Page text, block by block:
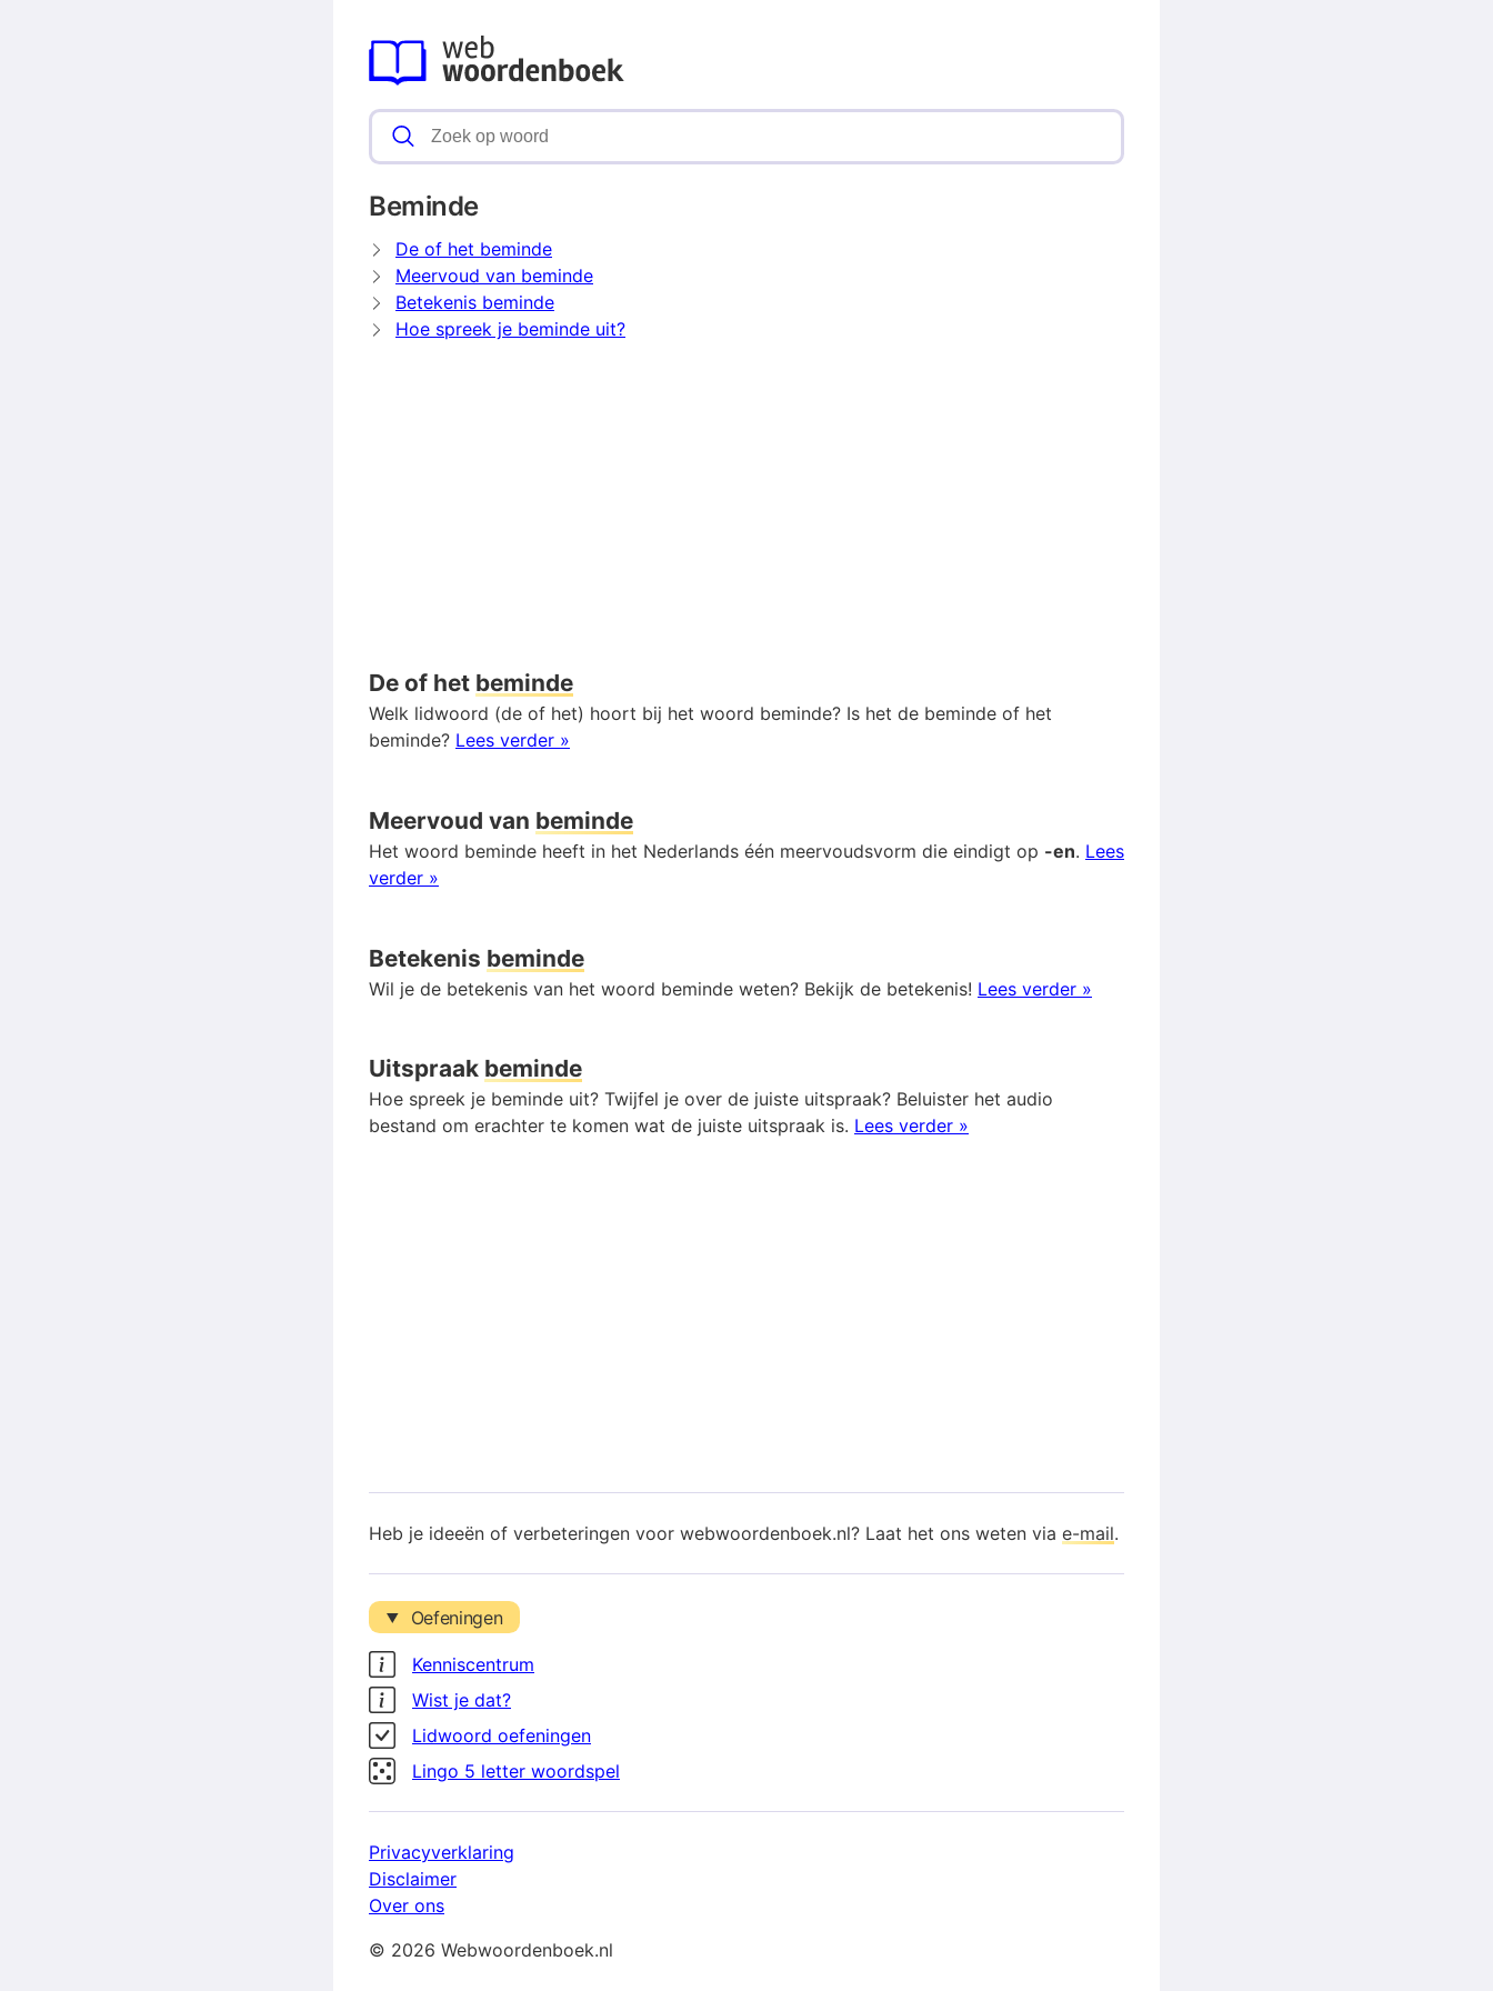
Beminde
De of het beminde
Meervoud van beminde
Betekenis beminde
Hoe spreek je beminde uit?
De of het beminde
Welk lidwoord (de of het) hoort bij het woord beminde? Is het de beminde of het
beminde? Lees verder »
Meervoud van beminde
Het woord beminde heeft in het Nederlands één meervoudsvorm die eindigt op -en. Lees
verder »
Betekenis beminde
Wil je de betekenis van het woord beminde weten? Bekijk de betekenis! Lees verder »
Uitspraak beminde
Hoe spreek je beminde uit? Twijfel je over de juiste uitspraak? Beluister het audio
bestand om erachter te komen wat de juiste uitspraak is. Lees verder »
Heb je ideeën of verbeteringen voor webwoordenboek.nl? Laat het ons weten via e-mail.
Oefeningen
Kenniscentrum
Wist je dat?
Lidwoord oefeningen
Lingo 5 letter woordspel
Privacyverklaring
Disclaimer
Over ons
© 2026 Webwoordenboek.nl